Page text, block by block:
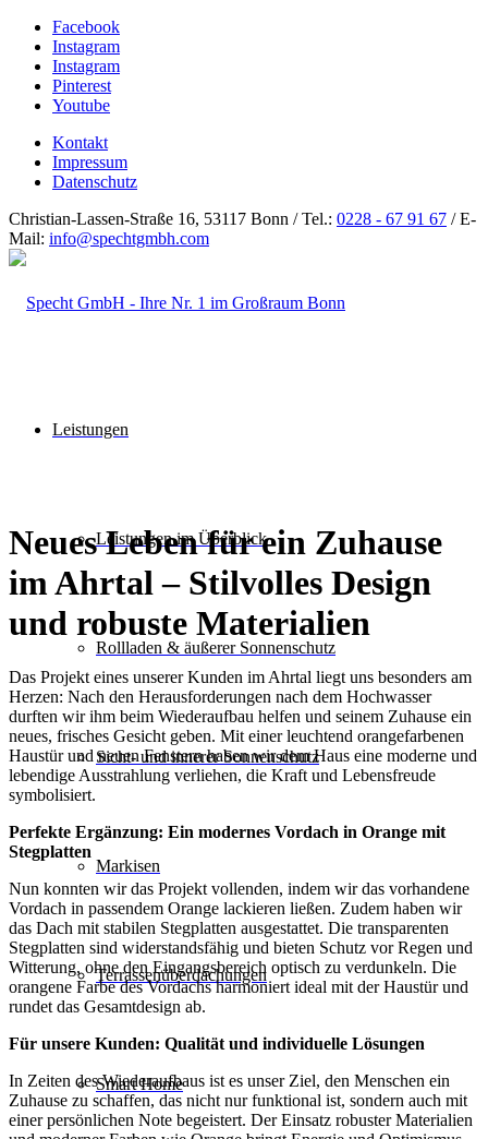
Facebook
Instagram
Instagram
Pinterest
Youtube
Kontakt
Impressum
Datenschutz
Christian-Lassen-Straße 16, 53117 Bonn / Tel.: 0228 - 67 91 67 / E-
Mail: info@spechtgmbh.com
Leistungen
Leistungen im Überblick
Rollladen & äußerer Sonnenschutz
Sicht- und innerer Sonnenschutz
Markisen
Terrassen­überdachungen
Smart Home
Neues Leben für ein Zuhause
im Ahrtal – Stilvolles Design
und robuste Materialien
Das Projekt eines unserer Kunden im Ahrtal liegt uns besonders am
Herzen: Nach den Herausforderungen nach dem Hochwasser
durften wir ihm beim Wiederaufbau helfen und seinem Zuhause ein
neues, frisches Gesicht geben. Mit einer leuchtend orangefarbenen
Haustür und neuen Fenstern haben wir dem Haus eine moderne und
lebendige Ausstrahlung verliehen, die Kraft und Lebensfreude
symbolisiert.
Perfekte Ergänzung: Ein modernes Vordach in Orange mit
Stegplatten
Nun konnten wir das Projekt vollenden, indem wir das vorhandene
Vordach in passendem Orange lackieren ließen. Zudem haben wir
das Dach mit stabilen Stegplatten ausgestattet. Die transparenten
Stegplatten sind widerstandsfähig und bieten Schutz vor Regen und
Witterung, ohne den Eingangsbereich optisch zu verdunkeln. Die
orangene Farbe des Vordachs harmoniert ideal mit der Haustür und
rundet das Gesamtdesign ab.
Für unsere Kunden: Qualität und individuelle Lösungen
In Zeiten des Wiederaufbaus ist es unser Ziel, den Menschen ein
Zuhause zu schaffen, das nicht nur funktional ist, sondern auch mit
einer persönlichen Note begeistert. Der Einsatz robuster Materialien